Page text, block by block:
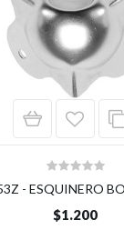
- ESQUINERO
$1.200